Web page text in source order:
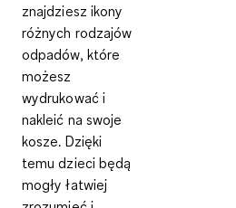
znajdziesz ikony
różnych rodzajów
odpadów, które
możesz
wydrukować i
nakleić na swoje
kosze. Dzięki
temu dzieci będą
mogły łatwiej